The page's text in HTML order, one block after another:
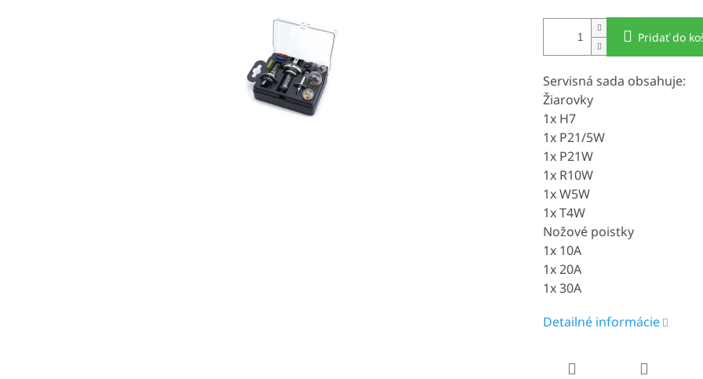
Pridať do
Servisná sada obsahuje:
Žiarovky
1x H7
1x P21/5W
1x P21W
1x R10W
1x W5W
1x T4W
Nožové poistky
1x 10A
1x 20A
1x 30A
Detailné informácie